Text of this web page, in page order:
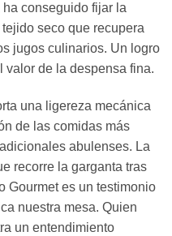
conseguido fijar la
seco que recupera
jugos culinarios. Un logro
valor de la despensa fina.
una ligereza mecánica
de las comidas más
abulenses. La
recorre la garganta tras
Gourmet es un testimonio
nuestra mesa. Quien
un entendimiento